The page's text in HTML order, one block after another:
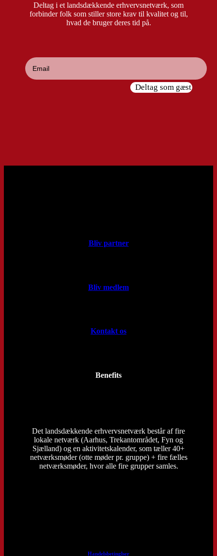
Deltag i et landsdækkende erhvervsnetværk, som
forbinder folk som stiller store krav til kvalitet og til,
hvad de bruger deres tid på.
Deltag som gæst
Bliv partner
Bliv medlem
Kontakt os
Benefits
Det landsdækkende erhvervsnetværk består af fire
lokale netværk (Aarhus, Trekantområdet, Fyn og
Sjælland) og en aktivitetskalender, som tæller 40+
netværksmøder (otte møder pr. gruppe) + fire fælles
netværksmøder, hvor alle fire grupper samles.
Handelsbetinglser